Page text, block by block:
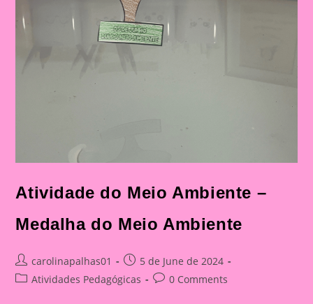
Atividade do Meio Ambiente –
Medalha do Meio Ambiente
Post
author:
carolinapalhas01
Post
published:
5 de June de 2024
PostAtividades Pedagógicas
Post0 Comments